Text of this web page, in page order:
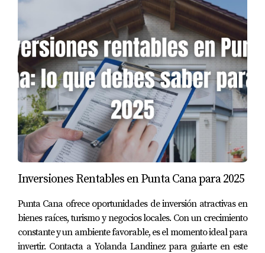
deliciosos cafés helados.
¿Qué café tiene el mejor ambiente para
inspirarse?
Downtown es perfecto si buscas energía e inspiración
creativa.
¿Es necesario hacer reservas en estos cafés?
No son necesarias, pero recomiendo llegar temprano
para conseguir buenos asientos, especialmente en horas
estos menús?
Sí, tanto Bannister como Los Corales ofrecen opciones
saludables para quienes cuidan su dieta.
Inversiones Rentables en Punta Cana para 2025
Punta Cana ofrece oportunidades de inversión atractivas en
bienes raíces, turismo y negocios locales. Con un crecimiento
constante y un ambiente favorable, es el momento ideal para
invertir. Contacta a Yolanda Landinez para guiarte en este